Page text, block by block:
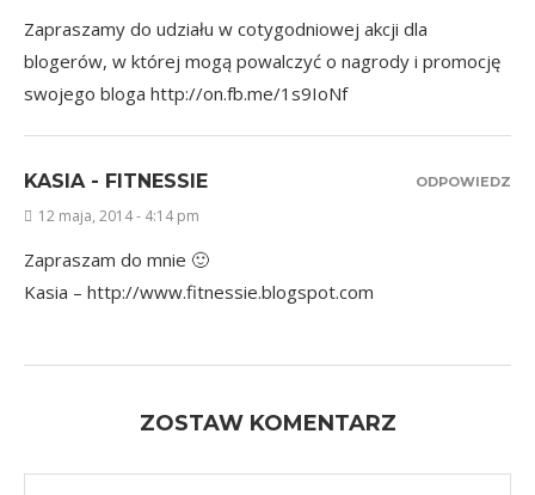
Zapraszamy do udziału w cotygodniowej akcji dla
blogerów, w której mogą powalczyć o nagrody i promocję
swojego bloga http://on.fb.me/1s9IoNf
KASIA - FITNESSIE
12 maja, 2014 - 4:14 pm
Zapraszam do mnie 🙂
Kasia – http://www.fitnessie.blogspot.com
ODPOWIEDZ
ZOSTAW KOMENTARZ